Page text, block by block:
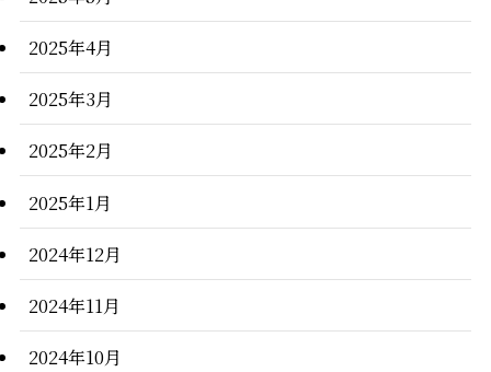
2025年4月
2025年3月
2025年2月
2025年1月
2024年12月
2024年11月
2024年10月